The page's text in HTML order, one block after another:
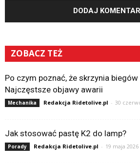
ZOBACZ TEŻ
Po czym poznać, że skrzynia
Najczęstsze objawy awarii
Mechanika Redakcja Ridetolive.pl - 30
Jak stosować pastę K2 do lamp?
Porady Redakcja Ridetolive.pl - 19 maja 2026